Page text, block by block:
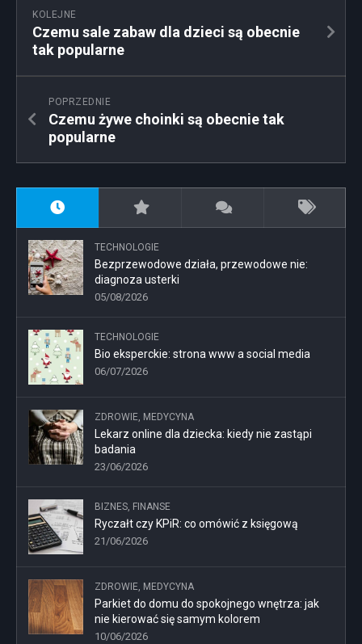
KOLEJNE
Czemu sale zabaw dla dzieci są obecnie
tak popularne
POPRZEDNIE
Czemu żywe choinki są obecnie tak
popularne
TECHNOLOGIE
Bezprzewodowe działa, przewodowe nie:
diagnoza usterki
05/08/2026
TECHNOLOGIE
Bio eksperckie: strona www a social media
06/07/2026
ZDROWIE, MEDYCYNA
Lekarz online dla dziecka: kiedy nie zastąpi
badania
23/06/2026
BIZNES, FINANSE
Ryczałt czy KPiR: co omówić z księgową
21/06/2026
ZDROWIE, MEDYCYNA
Parkiet do domu do spokojnego wnętrza: jak
nie kierować się samym kolorem
10/06/2026